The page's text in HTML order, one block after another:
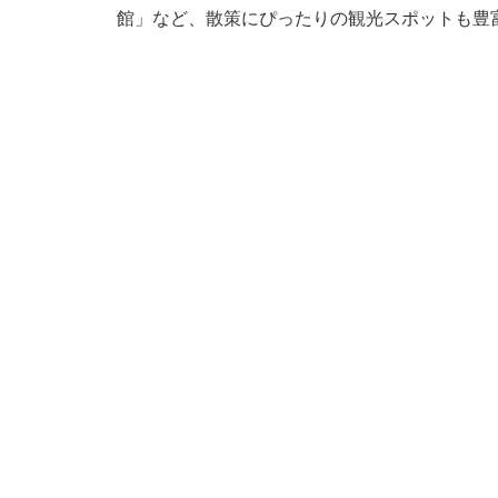
館」など、散策にぴったりの観光スポットも豊